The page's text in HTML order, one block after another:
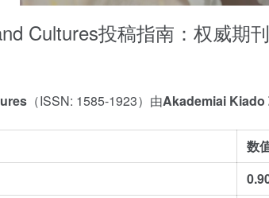
Cultures投稿指南：权威期
（ISSN: 1585-1923）由Akademiai Kiado
数